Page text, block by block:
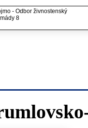
- Odbor živnostenský
8